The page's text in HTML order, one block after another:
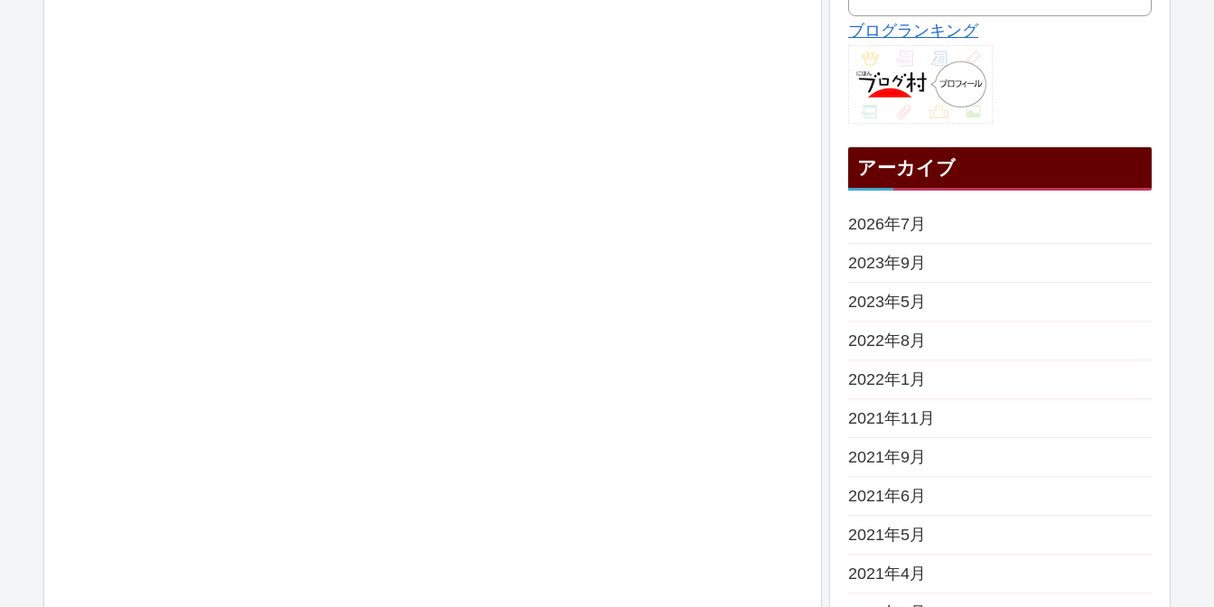
ブログランキング
アーカイブ
2026年7月
2023年9月
2023年5月
2022年8月
2022年1月
2021年11月
2021年9月
2021年6月
2021年5月
2021年4月